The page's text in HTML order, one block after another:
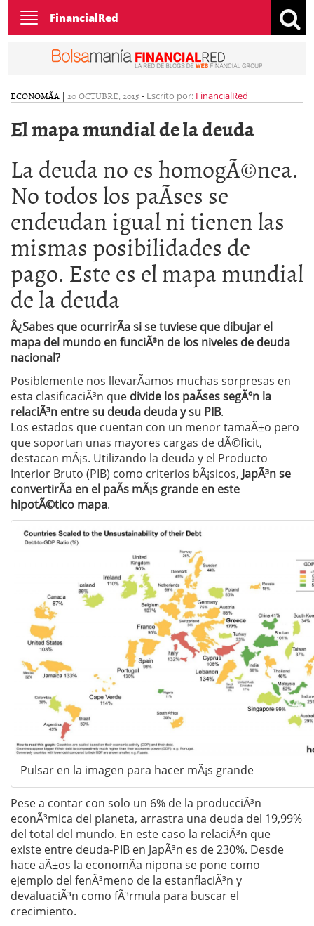
Toggle
navigation
FinancialRed
ECONOMÃ­A | 20 OCTUBRE, 2015 - Escrito por: FinancialRed
El mapa mundial de la deuda
La deuda no es homogÃ©nea.
No todos los paÃ­ses se
endeudan igual ni tienen las
mismas posibilidades de
pago. Este es el mapa mundial
de la deuda
Â¿Sabes que ocurrirÃ­a si se tuviese que dibujar el
mapa del mundo en funciÃ³n de los niveles de deuda
nacional?
Posiblemente nos llevarÃ­amos muchas sorpresas en
esta clasificaciÃ³n que divide los paÃ­ses segÃºn la
relaciÃ³n entre su deuda deuda y su PIB.
Los estados que cuentan con un menor tamaÃ±o pero
que soportan unas mayores cargas de dÃ©ficit,
destacan mÃ¡s. Utilizando la deuda y el Producto
Interior Bruto (PIB) como criterios bÃ¡sicos, JapÃ³n se
convertirÃ­a en el paÃ­s mÃ¡s grande en este
hipotÃ©tico mapa.
Pulsar en la imagen para hacer mÃ¡s grande
Pese a contar con solo un 6% de la producciÃ³n
econÃ³mica del planeta, arrastra una deuda del 19,99%
del total del mundo. En este caso la relaciÃ³n que
existe entre deuda-PIB en JapÃ³n es de 230%. Desde
hace aÃ±os la economÃ­a nipona se pone como
ejemplo del fenÃ³meno de la estanflaciÃ³n y
devaluaciÃ³n como fÃ³rmula para buscar el
crecimiento.